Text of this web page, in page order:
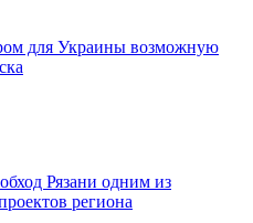
для Украины возможную
Рязани одним из
региона